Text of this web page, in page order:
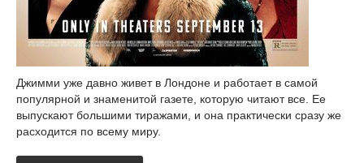
Джимми уже давно живет в Лондоне и работает в самой
популярной и знаменитой газете, которую читают все. Ее
выпускают большими тиражами, и она практически сразу же
расходится по всему миру.